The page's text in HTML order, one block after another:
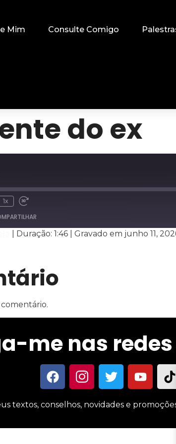
Mim Consulte Comigo
do ex
1x
Duração: 1:46 Gravado em junho 11,
me nas
textos, conselhos, novidades e